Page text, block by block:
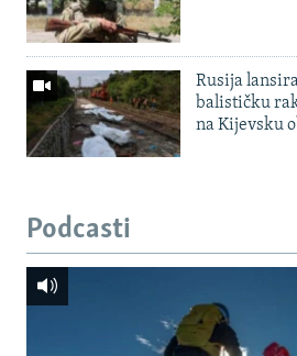
Rusija
balističku
na Kijevsku
Podcasti